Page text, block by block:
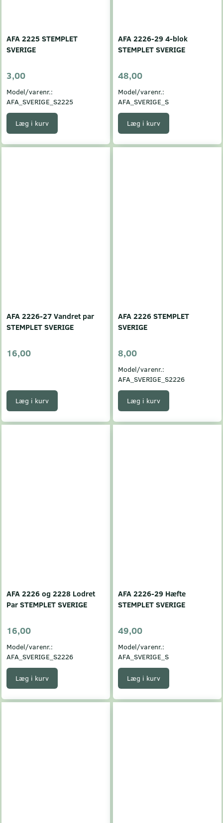
AFA 2225 STEMPLET
SVERIGE
3,00
Model/varenr.:
AFA_SVERIGE_S2225
Læg i kurv
AFA 2226-29 4-blok
STEMPLET SVERIGE
48,00
Model/varenr.:
AFA_SVERIGE_S
Læg i kurv
AFA 2226-27 Vandret par
STEMPLET SVERIGE
16,00
Læg i kurv
AFA 2226 STEMPLET
SVERIGE
8,00
Model/varenr.:
AFA_SVERIGE_S2226
Læg i kurv
AFA 2226 og 2228 Lodret
Par STEMPLET SVERIGE
16,00
Model/varenr.:
AFA_SVERIGE_S2226
Læg i kurv
AFA 2226-29 Hæfte
STEMPLET SVERIGE
49,00
Model/varenr.:
AFA_SVERIGE_S
Læg i kurv